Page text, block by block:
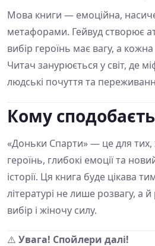
Мова книги — емоційна,
метафорами. Гейвуд створює
вибір героїнь має вагу, а
Читач занурюється у світ, де
людські почуття та
Кому
«Доньки Спарти» — це для
героїнь, глибокі емоції та
історії. Ця книга буде цікава
літературі не лише розвагу, а
вибір і жіночу силу.
⚠️ Увага! Спойлери далі!